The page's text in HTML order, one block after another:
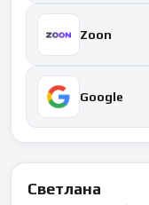
Zoon
Google
Светлана